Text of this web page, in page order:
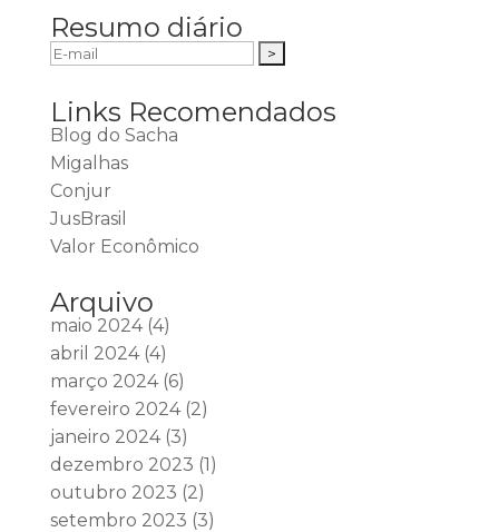
Resumo diário
Links Recomendados
Blog do Sacha
Migalhas
Conjur
JusBrasil
Valor Econômico
Arquivo
maio 2024(4)
abril 2024(4)
março 2024(6)
fevereiro 2024(2)
janeiro 2024(3)
dezembro 2023 (1)
outubro 2023 (2)
setembro 2023 (3)